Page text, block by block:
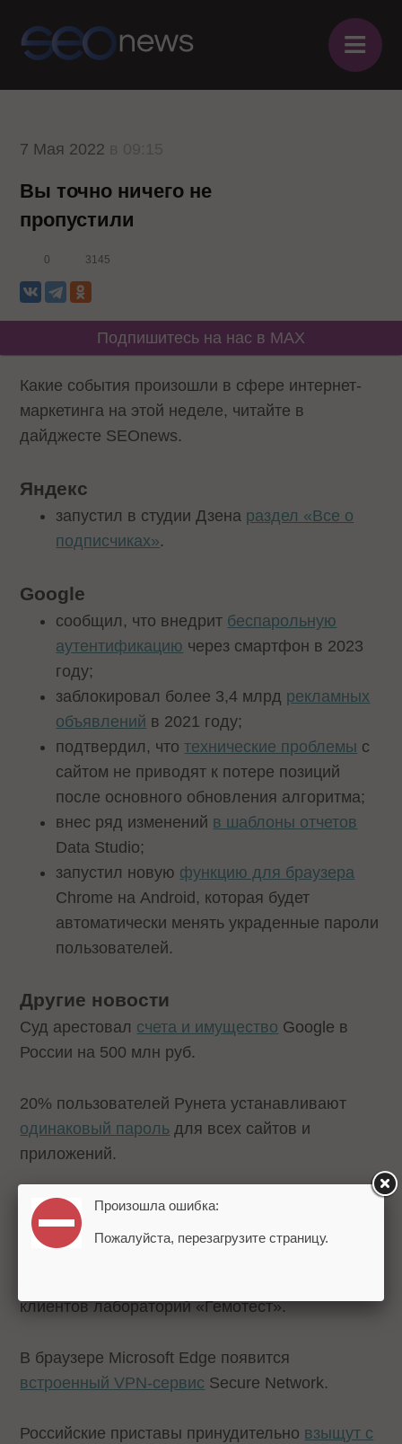
≡
7 Мая 2022
Вы точно ничего не
пропустили
0 3145
Подпишитесь на нас в MAX
Какие события произошли в сфере интернет-
маркетинга на этой неделе, читайте в
дайджесте SEOnews.
Яндекс
запустил в студии Дзена раздел «Все о
подписчиках».
Google
сообщил, что внедрит беспарольную
аутентификацию через смартфон в 2023
году;
заблокировал более 3,4 млрд рекламных
объявлений в 2021 году;
подтвердил, чтотехнические проблемы с
сайтом не приводят к потере позиций
после основного обновления алгоритма;
внес ряд изменений в шаблоны отчетов
Data Studio;
запустил новую функцию для браузера
Chrome на Android, которая будет
автоматически менять украденные пароли
пользователей.
Другие новости
Суд арестовал счета и имущество Google в
России на 500 млн руб.
20% пользователей Рунета устанавливают
одинаковый пароль для всех сайтов и
приложений.
Самыепопулярные браузеры
2022 года. Рейтинг.
клиентов лабораторий «Гемотест».
В браузере Microsoft Edge появится
встроенный VPN-сервис Secure Network.
Российские приставы принудительно взыщут с
Произошла ошибка:
Пожалуйста, перезагрузите страницу.